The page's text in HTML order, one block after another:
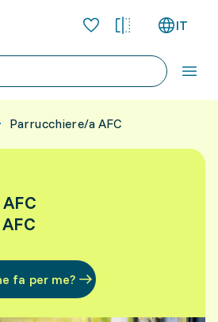
IT
Parrucchiere/a AFC
fa per me?